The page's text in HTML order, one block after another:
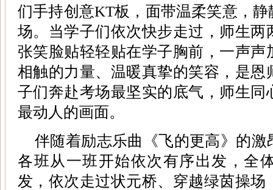
们手持创意KT板，面带温柔笑意，
场。当学子们依次快步走过，师生
张笑脸贴轻轻贴在学子胸前，一声
相触的力量、温暖真挚的笑容，是
子们奔赴考场最坚实的底气，师生
最动人的画面。
伴随着励志乐曲《飞的更高》的
各班从一班开始依次有序出发，全
发，依次走过状元桥、穿越绿茵操